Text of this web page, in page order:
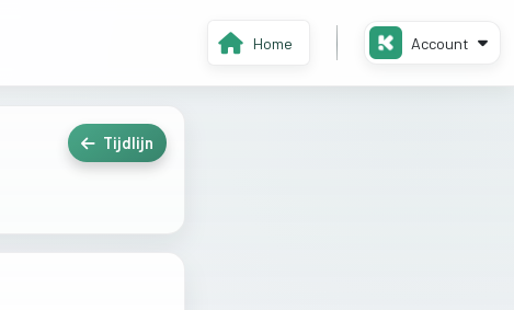
Home Account
Tijdlijn